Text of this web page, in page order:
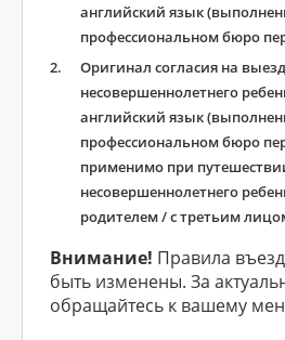
английский язык
профессиональном бюро
Оригинал согласия на выезд
несовершеннолетнего
английский язык
профессиональном бюро
применимо при
несовершеннолетнего
родителем / с третьим
Внимание! Правила
быть изменены. За
обращайтесь к вашему